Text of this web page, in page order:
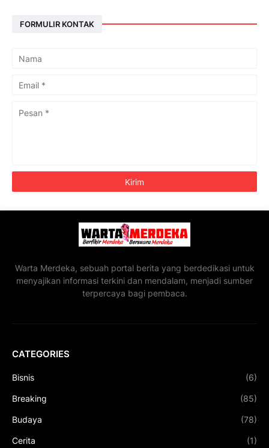
FORMULIR KONTAK
Warta Merdeka, sebuah portal berita yang berdedikasi untuk
menyajikan informasi terkini dan mendalam, menjadi sumber
terpercaya bagi pembaca.
CATEGORIES
Bisnis (6)
Breaking (85)
Budaya (78)
Cerita (1)